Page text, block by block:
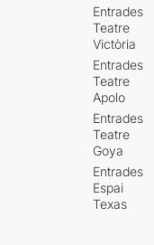
Entrades
Teatre
Victòria
Entrades
Teatre
Apolo
Entrades
Teatre
Goya
Entrades
Espai
Texas